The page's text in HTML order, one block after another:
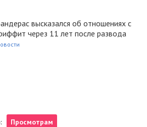
высказался об отношениях с
через 11 лет после развода
Просмотрам